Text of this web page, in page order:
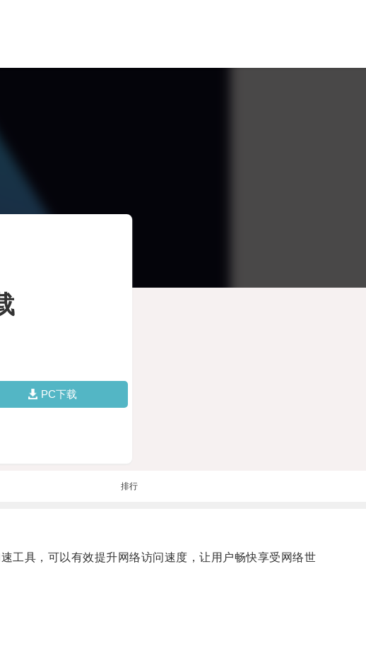
PC下载
排行
具，可以有效提升网络访问速度，让用户畅快享受网络世